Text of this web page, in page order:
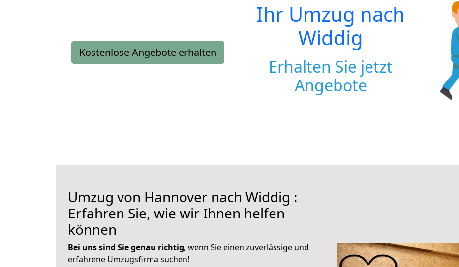
Kostenlose Angebote erhalten
Ihr Umzug nach
Widdig
Erhalten Sie jetzt
Angebote
Umzug von Hannover nach Widdig :
Erfahren Sie, wie wir Ihnen helfen
können
Bei uns sind Sie genau richtig, wenn Sie einen zuverlässige und
erfahrene Umzugsfirma suchen!